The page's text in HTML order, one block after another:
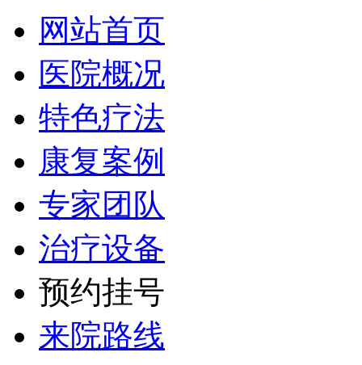
网站首页
医院概况
特色疗法
康复案例
专家团队
治疗设备
预约挂号
来院路线